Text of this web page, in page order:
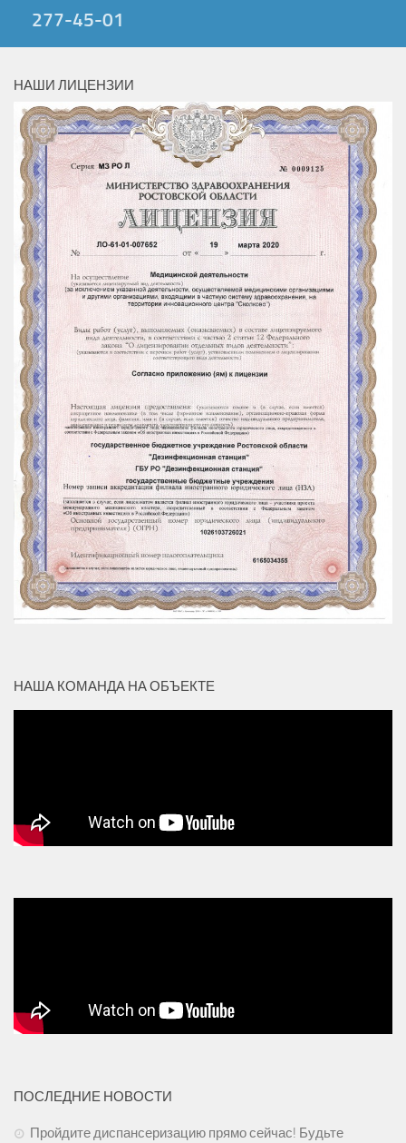
277-45-01
НАШИ ЛИЦЕНЗИИ
НАША КОМАНДА НА ОБЪЕКТЕ
ПОСЛЕДНИЕ НОВОСТИ
Пройдите диспансеризацию прямо сейчас! Будьте